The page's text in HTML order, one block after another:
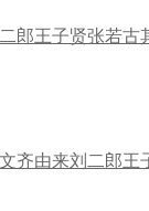
郎王子贤张若古
齐由来刘二郎王